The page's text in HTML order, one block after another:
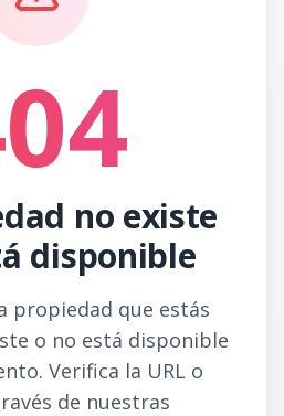
no existe
disponible
propiedad que estás
o no está disponible
Verifica la URL o
de nuestras